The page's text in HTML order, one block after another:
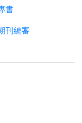
書
刊編審